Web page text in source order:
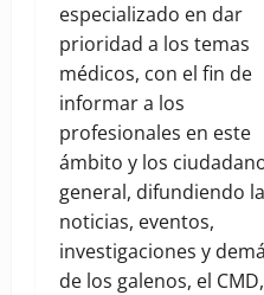
especializado en dar
prioridad a los temas
médicos, con el fin de
informar a los
profesionales en este
ámbito y los
general, difundiendo
noticias, eventos,
investigaciones y
de los galenos, el CMD,